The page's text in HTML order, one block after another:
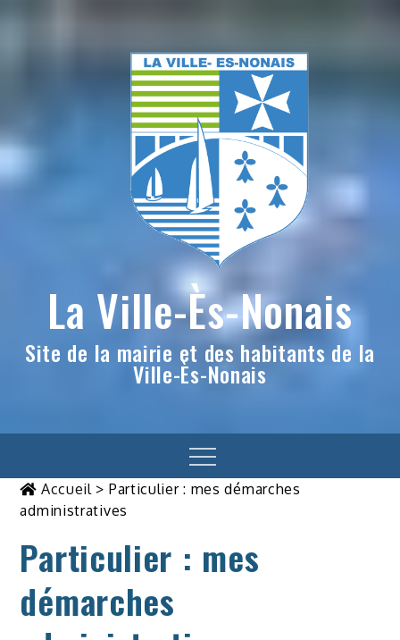
La Ville-Ès-Nonais
Site de la mairie et des habitants de la
Ville-Ès-Nonais
Menu
Accueil> Particulier : mes démarches
administratives
Particulier : mes
démarches